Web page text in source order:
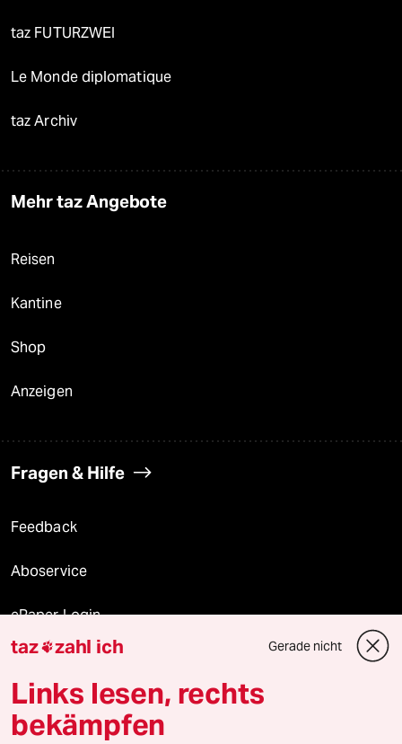
taz FUTURZWEI
Le Monde diplomatique
taz Archiv
Mehr taz Angebote
Reisen
Kantine
Shop
Anzeigen
Fragen & Hilfe
Feedback
Aboservice
ePaper Login
Downloads für Abonnierende
taz zahl ich Gerade nicht
Links lesen, rechts
bekämpfen